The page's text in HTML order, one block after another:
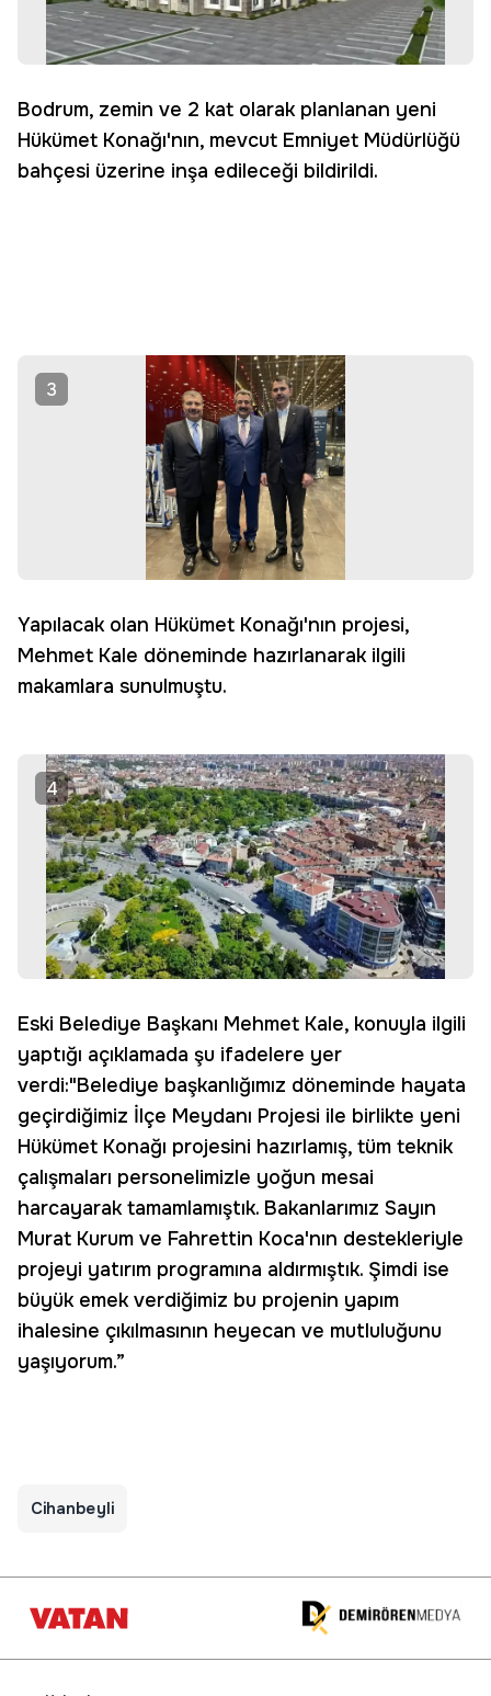
Bodrum, zemin ve 2 kat olarak planlanan yeni
Hükümet Konağı'nın, mevcut Emniyet Müdürlüğü
bahçesi üzerine inşa edileceği bildirildi.
3
Yapılacak olan Hükümet Konağı'nın projesi,
Mehmet Kale döneminde hazırlanarak ilgili
makamlara sunulmuştu.
4
Eski Belediye Başkanı Mehmet Kale, konuyla ilgili
yaptığı açıklamada şu ifadelere yer
verdi:"Belediye başkanlığımız döneminde hayata
geçirdiğimiz İlçe Meydanı Projesi ile birlikte yeni
Hükümet Konağı projesini hazırlamış, tüm teknik
çalışmaları personelimizle yoğun mesai
harcayarak tamamlamıştık. Bakanlarımız Sayın
Murat Kurum ve Fahrettin Koca'nın destekleriyle
projeyi yatırım programına aldırmıştık. Şimdi ise
büyük emek verdiğimiz bu projenin yapım
ihalesine çıkılmasının heyecan ve mutluluğunu
yaşıyorum.”
Cihanbeyli